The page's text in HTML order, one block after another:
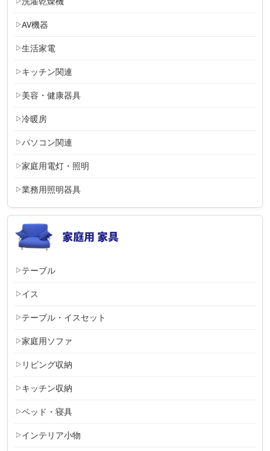
AV機器
生活家電
キッチン関連
美容・健康器具
冷暖房
パソコン関連
家庭用電灯・照明
業務用照明器具
テーブル
イス
テーブル・イスセット
家庭用ソファ
リビング収納
キッチン収納
ベッド・寝具
インテリア小物